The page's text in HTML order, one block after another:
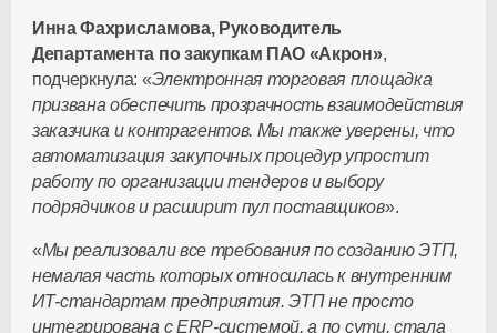
Инна Фахрисламова, Руководитель
Департамента по закупкам П АО «Акрон»,
подчеркнула: «Электронная торговая площадка
призвана обеспечить прозрачность взаимодействия
заказчика и контрагентов. Мы также уверены, что
автоматизация закупочных процедур упростит
работу по организации тендеров и выбору
подрядчиков и расширит пул поставщиков».
«Мы реализовали все требования по созданию ЭТП,
немалая часть которых относилась к внутренним
ИТ-стандартампредприятия. ЭТП не просто
интегрирована сERP-системой, а по сути, стала